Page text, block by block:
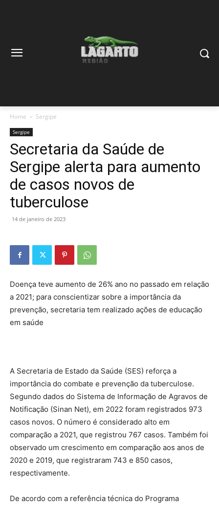
Home Sergipe
Sergipe
Secretaria da Saúde de
Sergipe alerta para aumento
de casos novos de
tuberculose
14 de janeiro de 2023
Doença teve aumento de 26% ano no passado em relação
a 2021; para conscientizar sobre a importância da
prevenção, secretaria tem realizado ações de educação
em saúde
A Secretaria de Estado da Saúde (SES) reforça a
importância do combate e prevenção da tuberculose.
Segundo dados do Sistema de Informação de Agravos de
Notificação (Sinan Net), em 2022 foram registrados 973
casos novos. O número é considerado alto em
comparação a 2021, que registrou 767 casos. Também foi
observado um crescimento em comparação aos anos de
2020 e 2019, que registraram 743 e 850 casos,
respectivamente.
De acordo com a referência técnica do Programa